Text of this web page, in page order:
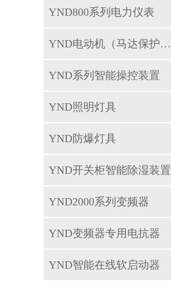
YND800系列电力仪表
YND电动机（马达保护器）
YND系列智能操控装置
YND照明灯具
YND防爆灯具
YND开关柜智能除湿装置
YND2000系列变频器
YND变频器专用电抗器
YND智能在线软启动器